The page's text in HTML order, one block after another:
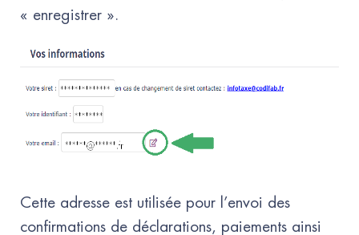
« enregistrer ».
Cette adresse est utilisée pour l’envoi des
confirmations de déclarations, paiements ainsi